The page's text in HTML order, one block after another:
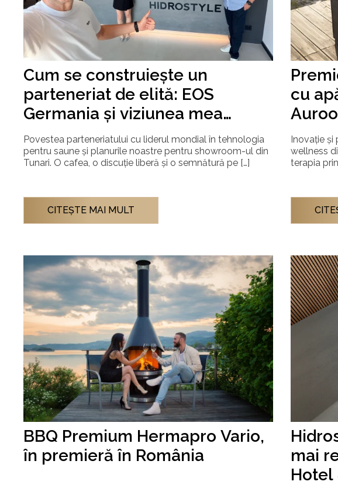
Cum se construiește un
parteneriat de elită: EOS
Germania și viziunea mea
pentru Hidrostyle
Povestea parteneriatului cu liderul mondial în tehnologia
pentru saune și planurile noastre pentru showroom-ul din
Tunari. O cafea, o discuție liberă și o semnătură pe […]
CITEŞTE MAI MULT
cu
prin
Inovație și
wellness
terapia
BBQ Premium Hermapro Vario,
în premieră în România
mai
Hotel